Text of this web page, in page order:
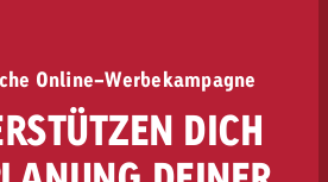
Online-Werbekampagne
DICH